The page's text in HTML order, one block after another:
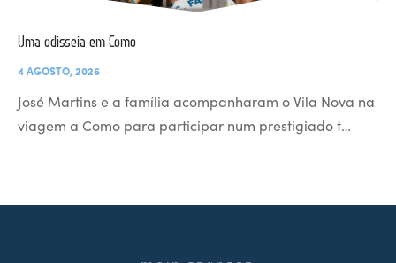
Uma odisseia em Como
4 AGOSTO, 2026
José Martins e a família acompanharam o Vila Nova na
viagem a Como para participar num prestigiado t…